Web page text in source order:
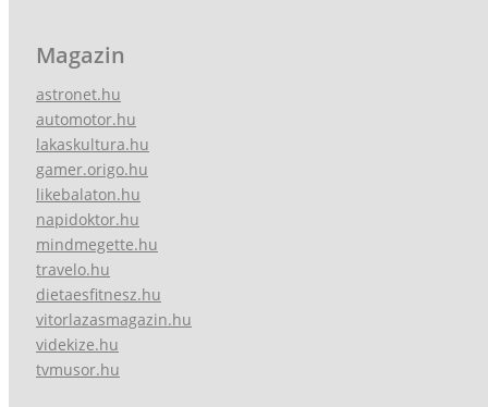
Magazin
astronet.hu
automotor.hu
lakaskultura.hu
gamer.origo.hu
likebalaton.hu
napidoktor.hu
mindmegette.hu
travelo.hu
dietaesfitnesz.hu
vitorlazasmagazin.hu
videkize.hu
tvmusor.hu